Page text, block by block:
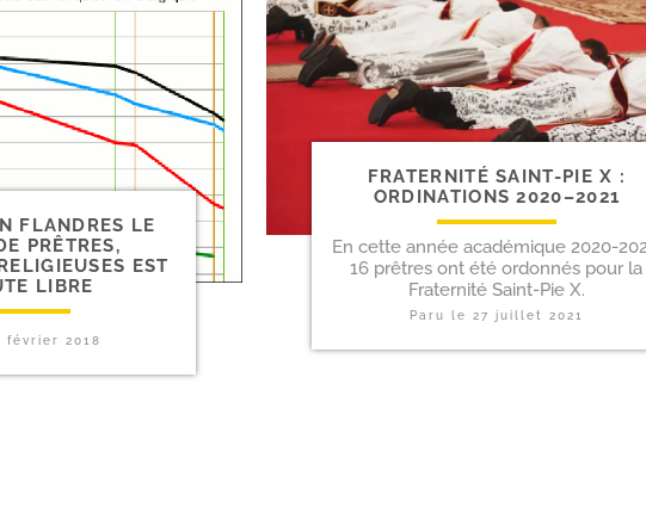
FLANDRES LE
PRÊTRES,
EST
LIBRE
février 2018
FRATERNITÉ SAINT-​PIE X :
ORDINATIONS 2020–2021
En cette année académique 2020-
16 prêtres ont été ordonnés pour la
Fraternité Saint-Pie X.
Paru le 27 juillet 2021